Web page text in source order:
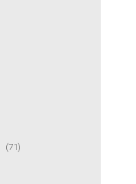
(71)